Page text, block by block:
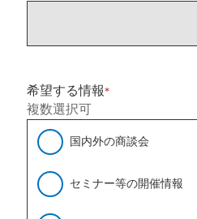
希望する情報*
複数選択可
国内外の商談会
セミナー等の開催情報